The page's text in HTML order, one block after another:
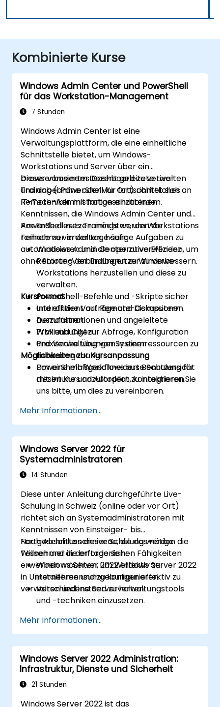
Kombinierte Kurse
Windows Admin Center und PowerShell
für das Workstation-Management
7 Stunden
Windows Admin Center ist eine
Verwaltungsplattform, die eine einheitliche
Schnittstelle bietet, um Windows-
Workstations und Server über ein
browserbasiertes Dashboard zu verwalten
und dabei PowerShell für fortschrittliches
Remote-Administration einzubinden.
Dieser von einem Dozent geleitete Live-
Training (online oder vor Ort) richtet sich an
IT-Techniker mit fortgeschrittenen
Kenntnissen, die Windows Admin Center und
PowerShell nutzen möchten, um Workstations
remote zu verwalten, häufige Aufgaben zu
automatisieren und die operative Effizienz
ohne Störung der Endbenutzer zu verbessern.
Am Ende dieses Trainings werden die
Teilnehmer in der Lage sein:
Windows Admin Center zu verwenden, um
Remote-Verbindungen zu Windows-
Workstations herzustellen und diese zu
verwalten.
PowerShell-Befehle und -Skripte sicher
und effizient auf Remote-Computern
auszuführen.
WMI und CIM zur Abfrage, Konfiguration
und Verwaltung von Systemressourcen zu
nutzen.
PowerShell-Workflows aus Benutzersicht
mit Intune und Autopilot zu integrieren.
Kursformat
Interaktive Vorträge und Diskussionen.
Demonstrationen und angeleitete
Praxisübungen.
Praxisnahe Übungen in einer
Laborumgebung.
Möglichkeiten zur Kursanpassung
Um eine maßgeschneiderte Schulung für
diesen Kurs anzufordern, kontaktieren Sie
uns bitte, um dies zu vereinbaren.
Mehr Informationen...
Windows Server 2022 für
Systemadministratoren
14 Stunden
Diese unter Anleitung durchgeführte Live-
Schulung in Schweiz (online oder vor Ort)
richtet sich an Systemadministratoren mit
Kenntnissen von Einsteiger- bis
Fortgeschrittenenniveau, die das nötige
Wissen und die erforderlichen Fähigkeiten
erwerben möchten, um Windows Server 2022
in Unternehmensumgebungen effektiv zu
verwalten und instand zu halten.
Nach Abschluss dieser Schulung werden die
Teilnehmer in der Lage sein:
Windows Server 2022 effektiv zu
installieren und zu konfigurieren.
Verschiedene Serververwaltungstools
und -techniken einzusetzen.
Sicherheitseinstellungen des Servers zu
stärken.
Virtualisierung mit Hyper-V zur effizienten
Ressourcenverwaltung umzusetzen.
Mehr Informationen...
Windows Server 2022 Administration:
Infrastruktur, Dienste und Sicherheit
21 Stunden
Windows Server 2022 ist das